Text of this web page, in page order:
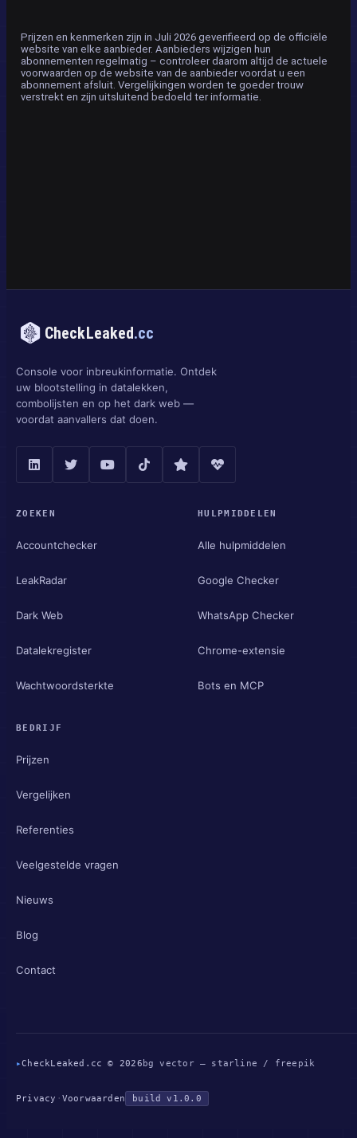
Prijzen en kenmerken zijn in Juli 2026 geverifieerd op de officiële
website van elke aanbieder. Aanbieders wijzigen hun
abonnementen regelmatig – controleer daarom altijd de actuele
voorwaarden op de website van de aanbieder voordat u een
abonnement afsluit. Vergelijkingen worden te goeder trouw
verstrekt en zijn uitsluitend bedoeld ter informatie.
CheckLeaked.cc
Console voor inbreukinformatie. Ontdek
uw blootstelling in datalekken,
combolijsten en op het dark web —
voordat aanvallers dat doen.
ZOEKEN
Accountchecker
LeakRadar
Dark Web
Datalekregister
Wachtwoordsterkte
HULPMIDDELEN
Alle hulpmiddelen
Google Checker
WhatsApp Checker
Chrome-extensie
Bots en MCP
BEDRIJF
Prijzen
Vergelijken
Referenties
Veelgestelde vragen
Nieuws
Blog
Contact
▸CheckLeaked.cc © 2026 bg vector — starline / freepik
Privacy · Voorwaarden build v1.0.0